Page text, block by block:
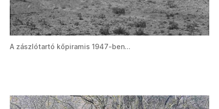
A zászlótartó kőpiramis 1947-ben…